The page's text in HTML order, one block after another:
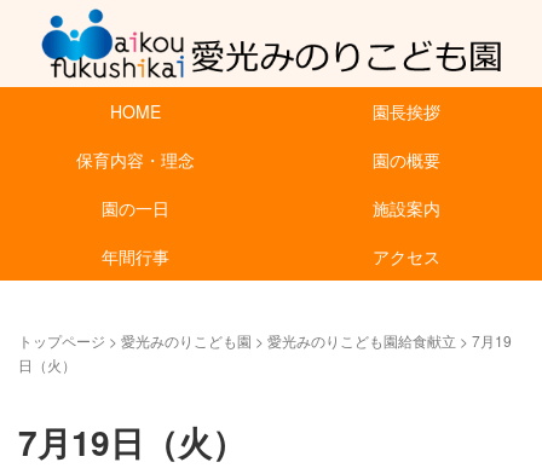
HOME
園長挨拶
保育内容・理念
園の概要
園の一日
施設案内
年間行事
アクセス
トップページ > 愛光みのりこども園 > 愛光みのりこども園給食献立 > 7月19
日（火）
7月19日（火）